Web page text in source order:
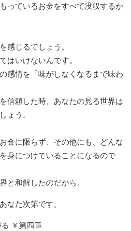
っているお金をすべて没収するか
感じるでしょう。
はいけないんです。
感情を「味がしなくなるまで味わ
信頼した時、あなたの見る世界は
ょう。
金に限らず、その他にも、どんな
身につけていることになるので
と和解したのだから。
なた次第です。
￥第四章